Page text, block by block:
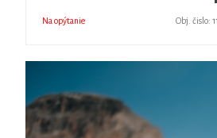
Na opýtanie Obj. čislo: